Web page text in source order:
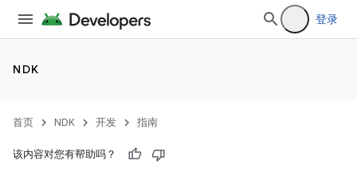
登录
NDK
首页 NDK 开发 指南
该内容对您有帮助吗？